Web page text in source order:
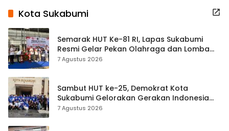
Kota Sukabumi
Semarak HUT Ke-81 RI, Lapas Sukabumi
Resmi Gelar Pekan Olahraga dan Lomba
Tradisional
7 Agustus 2026
Sambut HUT ke-25, Demokrat Kota
Sukabumi Gelorakan Gerakan Indonesia
ASRI Lewat Aksi Bersih Masjid Agung
7 Agustus 2026